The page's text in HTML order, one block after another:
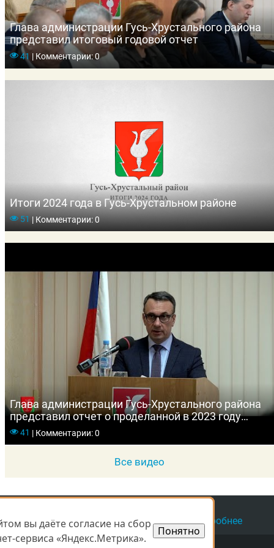
Глава администрации Гусь-Хрустального района
представил итоговый годовой отчет
41 |Комментарии: 0
Итоги 2024 года в Гусь-Хрустальном районе
51 |Комментарии: 0
Глава администрации Гусь-Хрустального района
представил отчет о проделанной в 2023 году
работе
41 |Комментарии: 0
Все видео
г.,свидетельствоЭЛ № ФС 77 - 67745 Подробнее
вы даёте согласие на сбор
сервиса «Яндекс.Метрика».
Понятно
вы даёте согласие на сбор
сервиса «Яндекс.Метрика».
Понятно